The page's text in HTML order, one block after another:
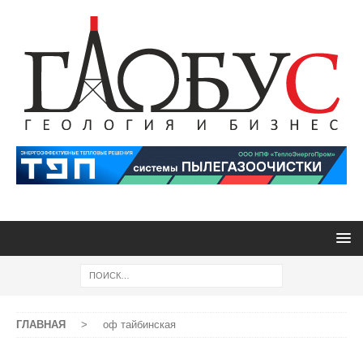
ГЛАВНАЯ > оф тайбинская